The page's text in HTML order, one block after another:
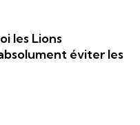
les Lions
éviter les